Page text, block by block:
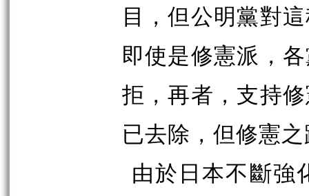
目，但公明黨對
即使是修憲派，
拒，再者，支持
已去除，但修憲
由於日本不斷強